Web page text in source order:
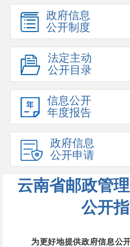
政府信息
公开制度
法定主动
公开目录
信息公开
年度报告
政府信息
公开申请
云南省邮政管
公开
为更好地提供政府信息公